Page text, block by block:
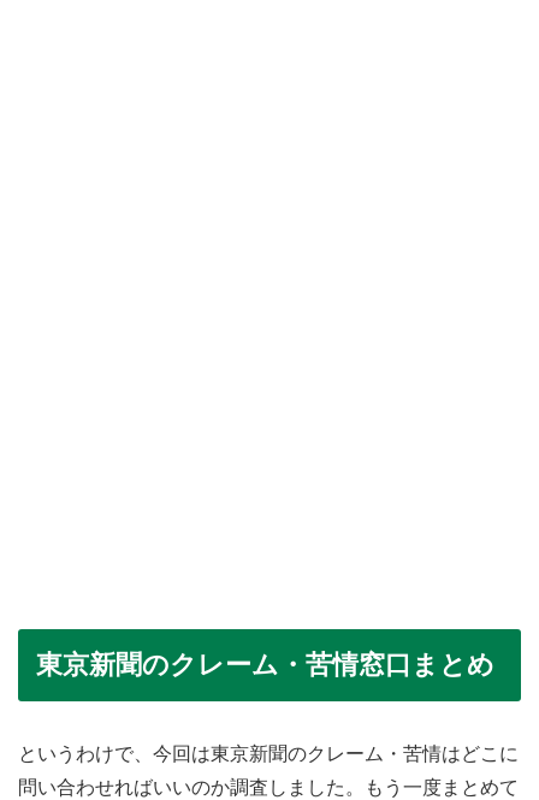
東京新聞のクレーム・苦情窓口まとめ
というわけで、今回は東京新聞のクレーム・苦情はどこに
問い合わせればいいのか調査しました。もう一度まとめて